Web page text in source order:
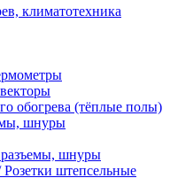
климатотехника
обогрева (тёплые полы)
шнуры
шнуры
штепсельные